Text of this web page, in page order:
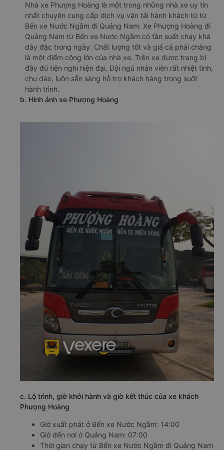
Nhà xe Phượng Hoàng là một trong những nhà xe uy tín
nhất chuyên cung cấp dịch vụ vận tải hành khách từ từ
Bến xe Nước Ngầm đi Quảng Nam. Xe Phượng Hoàng đi
Quảng Nam từ Bến xe Nước Ngầm có tần suất chạy khá
dày đặc trong ngày. Chất lượng tốt và giá cả phải chăng
là một điểm cộng lớn của nhà xe. Trên xe được trang bị
đầy đủ tiện nghi hiện đại. Đội ngũ nhân viên rất nhiệt tình,
chu đáo, luôn sẵn sàng hỗ trợ khách hàng trong suốt
hành trình.
b. Hình ảnh xe Phượng Hoàng
c. Lộ trình, giờ khởi hành và giờ kết thúc của xe khách
Phượng Hoàng
Giờ xuất phát ở Bến xe Nước Ngầm: 14:00
Giờ đến nơi ở Quảng Nam: 07:00
Thời gian chạy từ Bến xe Nước Ngầm đi Quảng Nam